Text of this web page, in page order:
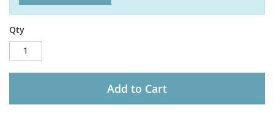
Qty
Add to Cart